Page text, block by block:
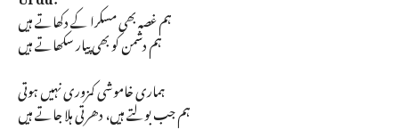
ہم غصہ بھی مسکرا کے دکھاتے ہیں
ہم دشمن کو بھی پیار سکھاتے ہیں
ہماری خاموشی کمزوری نہیں ہوتی
ہم جب بولتے ہیں، دھرتی ہلا جاتے ہیں